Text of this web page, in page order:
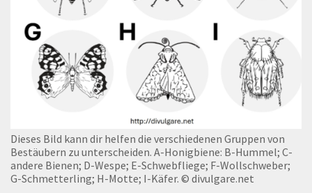
Dieses Bild kann dir helfen die verschiedenen Gruppen von
Bestäubern zu unterscheiden. A-Honigbiene: B-Hummel; C-
andere Bienen; D-Wespe; E-Schwebfliege; F-Wollschweber;
G-Schmetterling; H-Motte; I-Käfer. © divulgare.net